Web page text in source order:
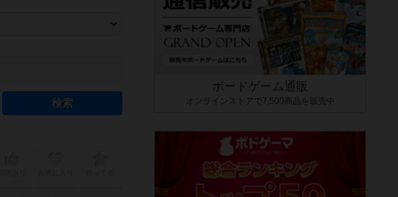
指定することができます。マニュアルを読む時間や参加者へのルール説明時間は含まれていないため、初めて
ムシステムを理解できるよう、中世ファンタジー・クッキング・海賊同士の対決など、ゲームコンセプトを絞
コアシステムです。主にボードゲームに慣れている方向けの絞込機能です。例えば「ダイスロール」はランダ
ボードゲーム通販
オンラインストアで7,500商品を販売中